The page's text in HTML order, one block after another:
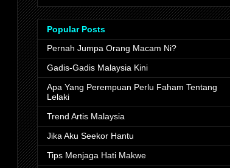
Popular Posts
Pernah Jumpa Orang Macam Ni?
Gadis-Gadis Malaysia Kini
Apa Yang Perempuan Perlu Faham Tentang
Lelaki
Trend Artis Malaysia
Jika Aku Seekor Hantu
Tips Menjaga Hati Makwe